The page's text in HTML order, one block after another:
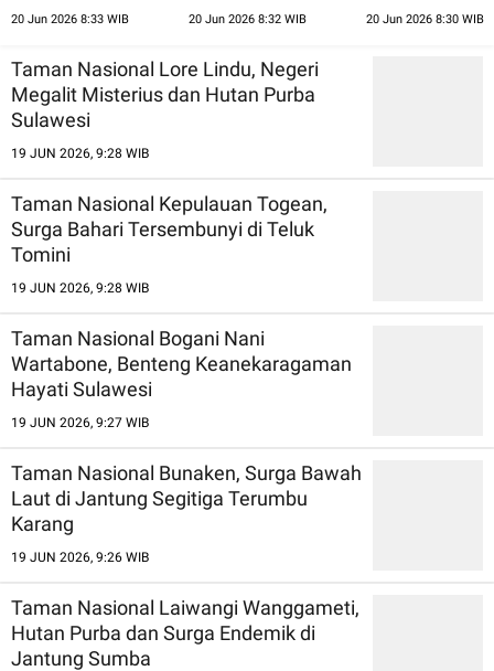
20 Jun 2026 8:33 WIB 20 Jun 2026 8:32 WIB 20 Jun 2026 8:30 WIB
Taman Nasional Lore Lindu, Negeri
Megalit Misterius dan Hutan Purba
Sulawesi
19 JUN 2026, 9:28 WIB
Taman Nasional Kepulauan Togean,
Surga Bahari Tersembunyi di Teluk
Tomini
19 JUN 2026, 9:28 WIB
Taman Nasional Bogani Nani
Wartabone, Benteng Keanekaragaman
Hayati Sulawesi
19 JUN 2026, 9:27 WIB
Taman Nasional Bunaken, Surga Bawah
Laut di Jantung Segitiga Terumbu
Karang
19 JUN 2026, 9:26 WIB
Taman Nasional Laiwangi Wanggameti,
Hutan Purba dan Surga Endemik di
Jantung Sumba